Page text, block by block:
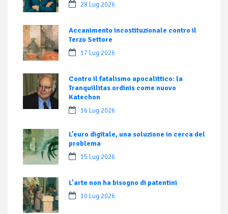
28 Lug 2026
Accanimento incostituzionale contro il
Terzo Settore
17 Lug 2026
Contro il fatalismo apocalittico: la
Tranquillitas ordinis come nuovo
Katechon
16 Lug 2026
L’euro digitale, una soluzione in cerca del
problema
15 Lug 2026
L’arte non ha bisogno di patentini
10 Lug 2026